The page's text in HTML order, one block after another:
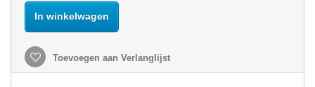
In winkelwagen
Toevoegen aan Verlanglijst